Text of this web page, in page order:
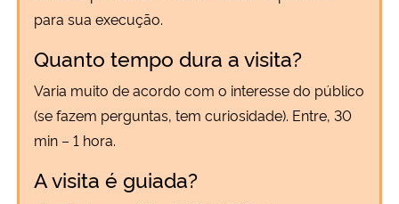
para sua execução.
Quanto tempo dura a visita?
Varia muito de acordo com o interesse do público
(se fazem perguntas, tem curiosidade). Entre, 30
min – 1 hora.
A visita é guiada?